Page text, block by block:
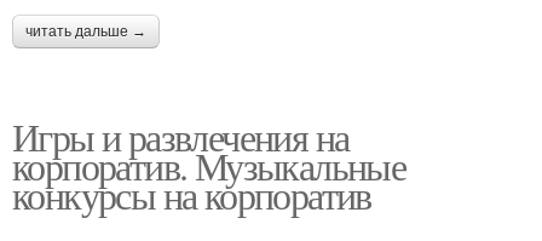
читать дальше →
Игры и развлечения на
корпоратив. Музыкальные
конкурсы на корпоратив